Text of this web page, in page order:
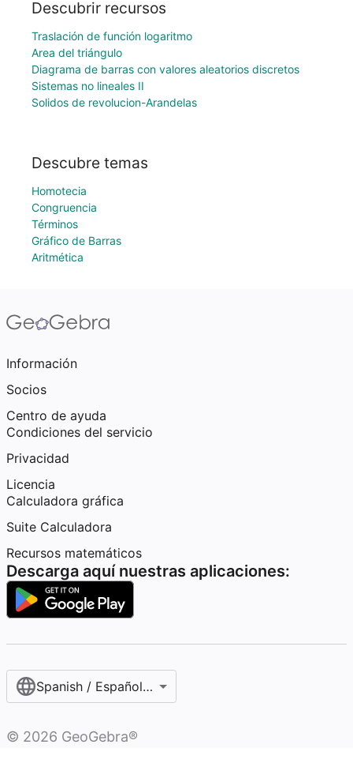
Descubrir recursos
Traslación de función logaritmo
Area del triángulo
Diagrama de barras con valores aleatorios discretos
Sistemas no lineales II
Solidos de revolucion-Arandelas
Descubre temas
Homotecia
Congruencia
Términos
Gráfico de Barras
Aritmética
Información
Socios
Centro de ayuda
Condiciones del servicio
Privacidad
Licencia
Calculadora gráfica
Suite Calculadora
Recursos matemáticos
Descarga aquí nuestras aplicaciones:
Spanish / Español (internacional)
© 2026 GeoGebra®